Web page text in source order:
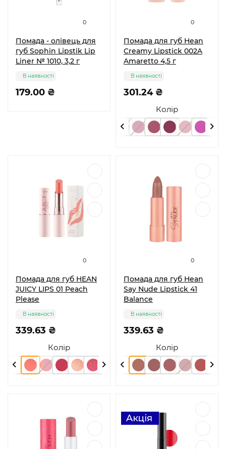
0
Помада - олівець для
губ Sophin Lipstik Lip
Liner № 1010, 3,2 г
179.00 ₴
В наявності
0
Помада для губ Hean
Creamy Lipstick 002A
Amaretto 4,5 г
Колір
301.24 ₴
В наявності
0
Помада для губ HEAN
JUICY LIPS 01 Peach
Please
Колір
339.63 ₴
В наявності
0
Помада для губ Hean
Say Nude Lipstick 41
Balance
Колір
339.63 ₴
В наявності